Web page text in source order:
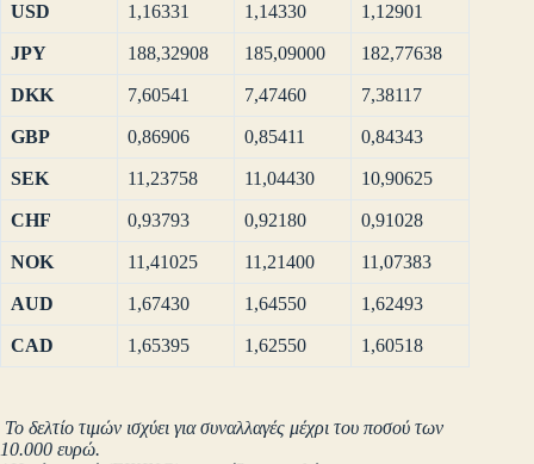
USD 1,16331 1,14330 1,12901
JPY 188,32908 185,09000 182,77638
DKK 7,60541 7,47460 7,38117
GBP 0,86906 0,85411 0,84343
SEK 11,23758 11,04430 10,90625
CHF 0,93793 0,92180 0,91028
NOK 11,41025 11,21400 11,07383
AUD 1,67430 1,64550 1,62493
CAD 1,65395 1,62550 1,60518
Το δελτίο τιμών ισχύει για συναλλαγές μέχρι του ποσού των
10.000 ευρώ.